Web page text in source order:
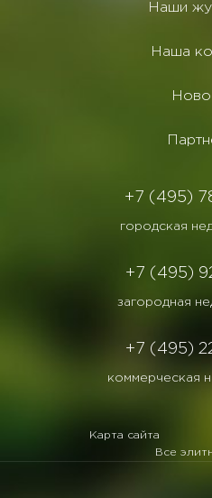
Наши
Наша
+7 (495)
городская
+7 (495)
загородная
+7 (495)
коммерческая
Карта сайта
Все